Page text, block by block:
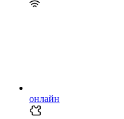
онлайн